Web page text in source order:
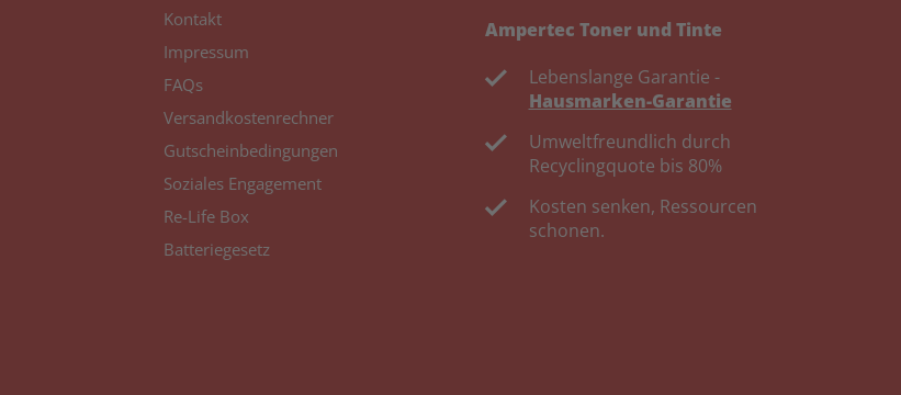
Kontakt
Impressum
FAQs
Versandkostenrechner
Gutscheinbedingungen
Soziales Engagement
Re-Life Box
Batteriegesetz
Ampertec Toner und Tinte
Lebenslange Garantie -
Hausmarken-Garantie
Umweltfreundlich durch
Recyclingquote bis 80%
Kosten senken, Ressourcen
schonen.